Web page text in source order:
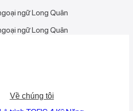
ngữ Long Quân
ngữ Long Quân
Về chúng tôi